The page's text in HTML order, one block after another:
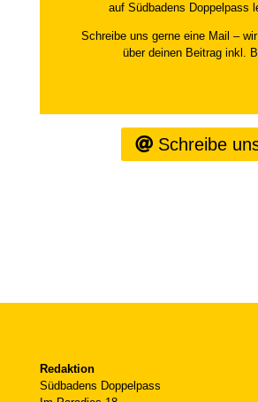
auf Südbadens Doppelpass
Schreibe uns gerne eine Mail –
über deinen Beitrag inkl.
Schreibe
Redaktion
Südbadens Doppelpass